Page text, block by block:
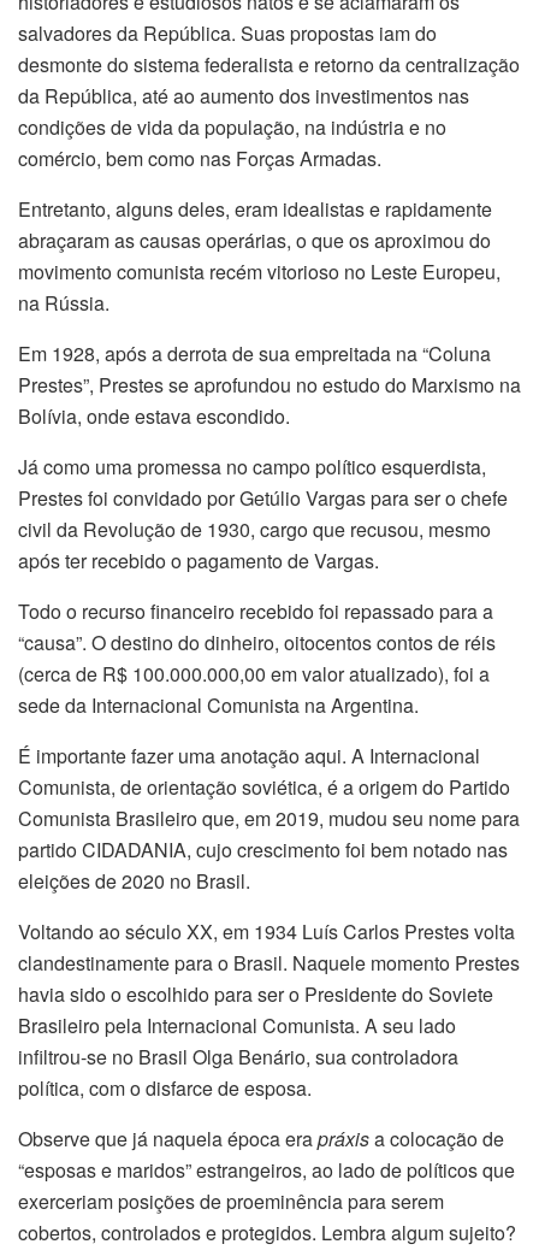
salvadores da República. Suas propostas iam do
desmonte do sistema federalista e retorno da centralização
da República, até ao aumento dos investimentos nas
condições de vida da população, na indústria e no
comércio, bem como nas Forças Armadas.
Entretanto, alguns deles, eram idealistas e rapidamente
abraçaram as causas operárias, o que os aproximou do
movimento comunista recém vitorioso no Leste Europeu,
na Rússia.
Em 1928, após a derrota de sua empreitada na “Coluna
Prestes”, Prestes se aprofundou no estudo do Marxismo na
Bolívia, onde estava escondido.
Já como uma promessa no campo político esquerdista,
Prestes foi convidado por Getúlio Vargas para ser o chefe
civil da Revolução de 1930, cargo que recusou, mesmo
após ter recebido o pagamento de Vargas.
Todo o recurso financeiro recebido foi repassado para a
“causa”. O destino do dinheiro, oitocentos contos de réis
(cerca de R$ 100.000.000,00 em valor atualizado), foi a
sede da Internacional Comunista na Argentina.
É importante fazer uma anotação aqui. A Internacional
Comunista, de orientação soviética, é a origem do Partido
Comunista Brasileiro que, em 2019, mudou seu nome para
partido CIDADANIA, cujo crescimento foi bem notado nas
eleições de 2020 no Brasil.
Voltando ao século XX, em 1934 Luís Carlos Prestes volta
clandestinamente para o Brasil. Naquele momento Prestes
havia sido o escolhido para ser o Presidente do Soviete
Brasileiro pela Internacional Comunista. A seu lado
infiltrou-se no Brasil Olga Benário, sua controladora
política, com o disfarce de esposa.
Observe que já naquela época erapráxisa colocação de
“esposas e maridos” estrangeiros, ao lado de políticos que
exerceriam posições de proeminência para serem
cobertos, controlados e protegidos. Lembra algum sujeito?